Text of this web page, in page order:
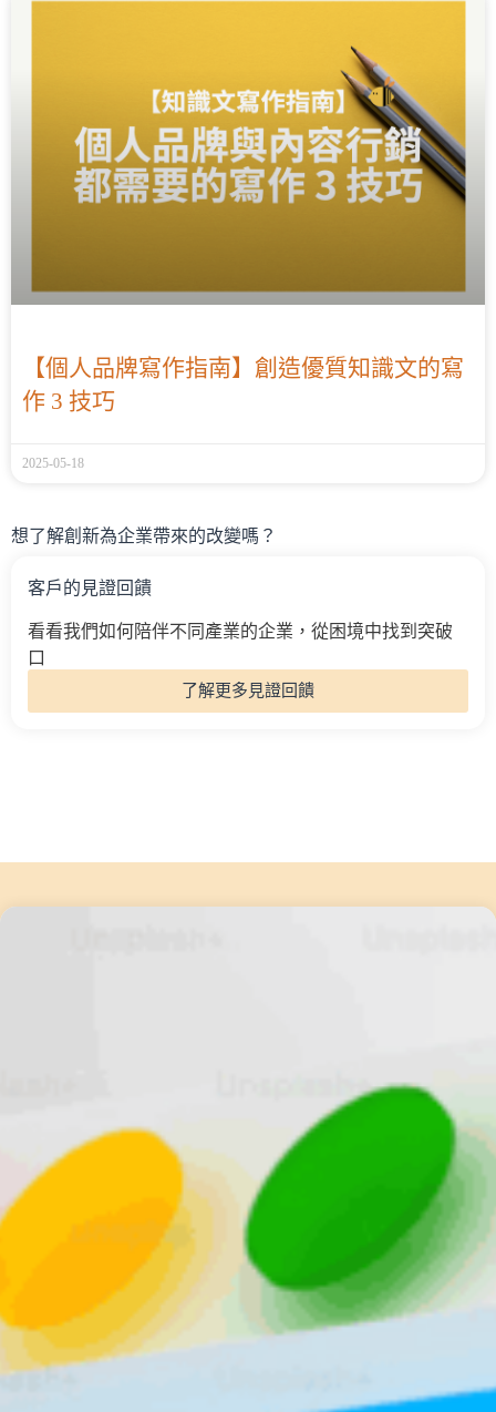
【個人品牌寫作指南】創造優質知識文的寫
作 3 技巧
2025-05-18
想了解創新為企業帶來的改變嗎？
客戶的見證回饋
看看我們如何陪伴不同產業的企業，從困境中找到突破
口
了解更多見證回饋